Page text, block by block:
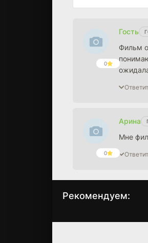
0
Гость
Фильм
0
Арина
Мне
Рекомендуем:
Сумеречная сеть